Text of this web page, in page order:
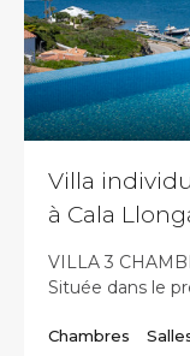
Villa
à Cala
VILLA 3
Située dans le
Chambres